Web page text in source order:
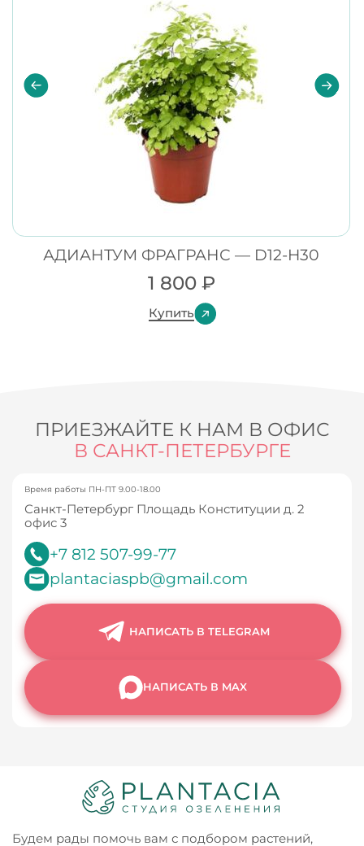
АДИАНТУМ ФРАГРАНС — D12-H30
1 800 ₽
Купить
ПРИЕЗЖАЙТЕ К НАМ В ОФИС
В САНКТ-ПЕТЕРБУРГЕ
Время работы ПН-ПТ 9.00-18.00
Санкт-Петербург Площадь Конституции д. 2
офис 3
+7 812 507-99-77
plantaciaspb@gmail.com
НАПИСАТЬ В TELEGRAM
НАПИСАТЬ В MAX
Будем рады помочь вам с подбором растений,